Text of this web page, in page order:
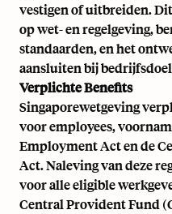
vestigen of uitbreiden.
op wet- en regelgeving,
standaarden, en het
aansluiten bij
Verplichte Benefits
Singaporewetgeving
voor employees,
Employment Act en de
Act. Naleving van deze
voor alle eligible
Central Provident Fund